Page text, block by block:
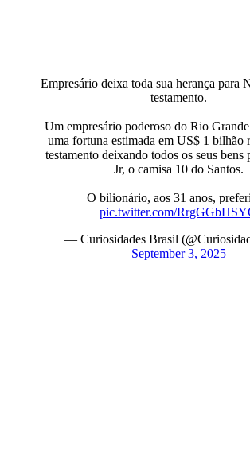
Empresário deixa toda sua herança para
testamento.
Um empresário poderoso do Rio
uma fortuna estimada em US$ 1 bilhão
testamento deixando todos os seus bens
Jr, o camisa 10 do Santos.
O bilionário, aos 31 anos,
pic.twitter.com/
— Curiosidades Brasil
September 3, 2025